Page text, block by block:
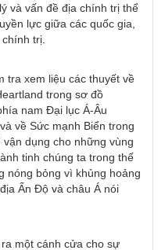
và vấn đề địa chính trị thể
lực giữa các quốc gia,
trị.
tra xem liệu các thuyết về
trong sơ đồ
nam Đại lục Á-Âu
về Sức mạnh Biển trong
dụng cho những vùng
tinh chúng ta trong thế
nóng bỏng vì khủng hoảng
Ấn Độ và châu Á nói
một cánh cửa cho sự